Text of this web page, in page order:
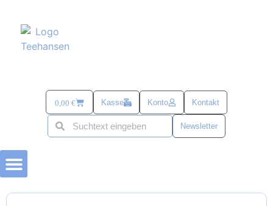
0,00 € Kasse Konto Kontakt
Newsletter